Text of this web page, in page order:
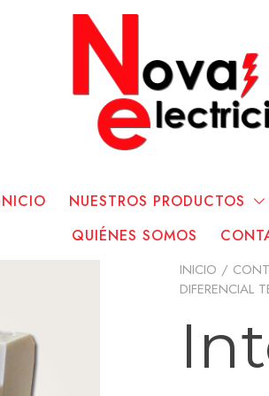
NUESTROS PRODUCTOS
QUIÉNES SOMOS
INICIO /
DIFERENCIAL